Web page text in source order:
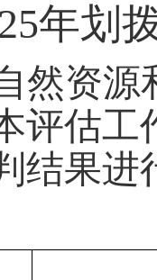
年划
然资源
评估工
结果进